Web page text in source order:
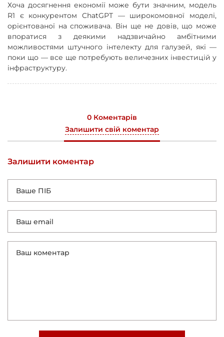
Хоча досягнення економії може бути значним, модель
R1 є конкурентом ChatGPT — широкомовної моделі,
орієнтованої на споживача. Він ще не довів, що може
впоратися з деякими надзвичайно амбітними
можливостями штучного інтелекту для галузей, які —
поки що — все ще потребують величезних інвестицій у
інфраструктуру.
0 Коментарів
Залишити свій коментар
Залишити коментар